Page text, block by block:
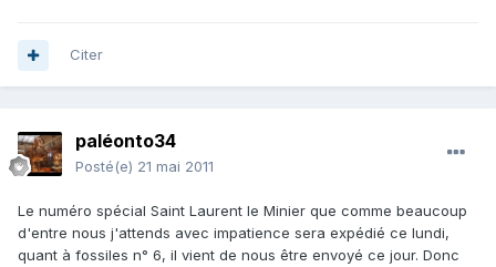
Citer
paléonto34
Posté(e) 21 mai 2011
Le numéro spécial Saint Laurent le Minier que comme beaucoup
d'entre nous j'attends avec impatience sera expédié ce lundi,
quant à fossiles n° 6, il vient de nous être envoyé ce jour. Donc